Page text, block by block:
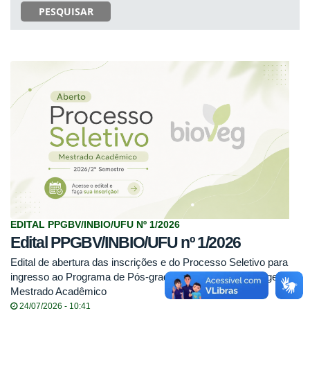
PESQUISAR
EDITAL PPGBV/INBIO/UFU Nº 1/2026
Edital PPGBV/INBIO/UFU nº 1/2026
Edital de abertura das inscrições e do Processo Seletivo para
ingresso ao Programa de Pós-graduação em Biologia Vegetal -
Mestrado Acadêmico
24/07/2026 - 10:41